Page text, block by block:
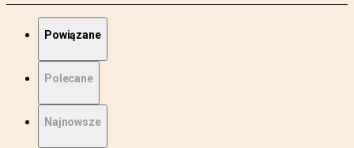
Powiązane
Polecane
Najnowsze